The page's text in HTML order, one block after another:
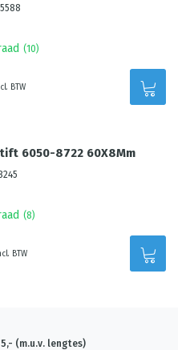
(10)
BTW
6050-8722 60X8Mm
(8)
BTW
(m.u.v. lengtes)